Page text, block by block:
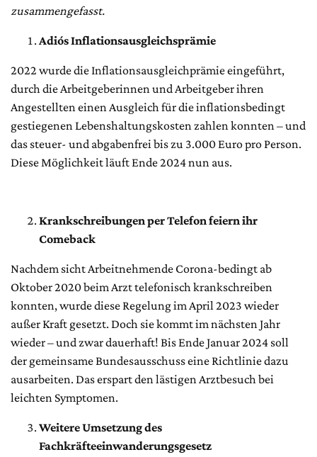
zusammengefasst.
Adiós Inflationsausgleichsprämie
2022 wurde die Inflationsausgleichprämie eingeführt,
durch die Arbeitgeberinnen und Arbeitgeber ihren
Angestellten einen Ausgleich für die inflationsbedingt
gestiegenen Lebenshaltungskosten zahlen konnten – und
das steuer- und abgabenfrei bis zu 3.000 Euro pro Person.
Diese Möglichkeit läuft Ende 2024 nun aus.
Krankschreibungen per Telefon feiern ihr
Comeback
Nachdem sicht Arbeitnehmende Corona-bedingt ab
Oktober 2020 beim Arzt telefonisch krankschreiben
konnten, wurde diese Regelung im April 2023 wieder
außer Kraft gesetzt. Doch sie kommt im nächsten Jahr
wieder – und zwar dauerhaft! Bis Ende Januar 2024 soll
der gemeinsame Bundesausschuss eine Richtlinie dazu
ausarbeiten. Das erspart den lästigen Arztbesuch bei
leichten Symptomen.
Weitere Umsetzung des
Fachkräfteeinwanderungsgesetz